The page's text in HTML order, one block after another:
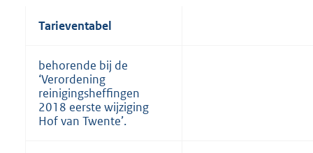
Tarieventabel
behorende bij de
‘Verordening
reinigingsheffingen
2018 eerste wijziging
Hof van Twente’.